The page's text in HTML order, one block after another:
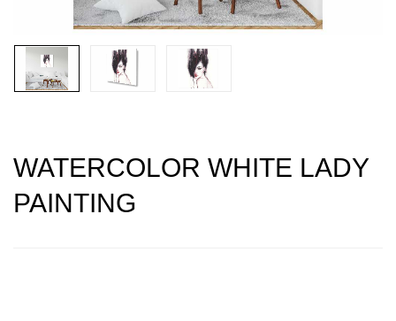
WATERCOLOR WHITE LADY
PAINTING